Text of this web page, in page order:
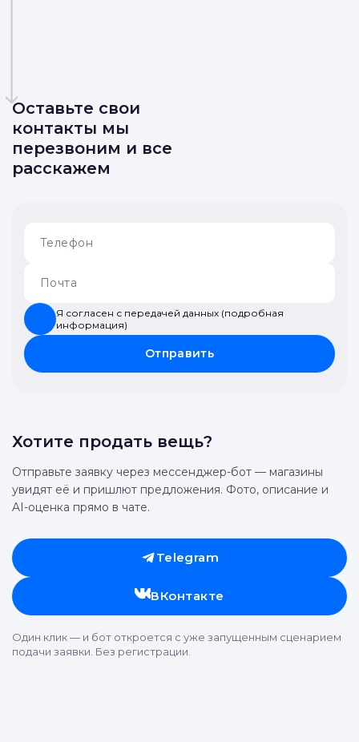
Оставьте свои
контакты мы
перезвоним и все
расскажем
Я согласен с передачей данных (подробная
информация)
Отправить
Хотите продать вещь?
Отправьте заявку через мессенджер-бот — магазины
увидят её и пришлют предложения. Фото, описание и
AI-оценка прямо в чате.
Telegram
ВКонтакте
Один клик — и бот откроется с уже запущенным сценарием
подачи заявки. Без регистрации.